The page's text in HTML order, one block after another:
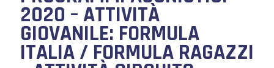
2020 – ATTIVITÀ
GIOVANILE: FORMULA
ITALIA / FORMULA RAGAZZI